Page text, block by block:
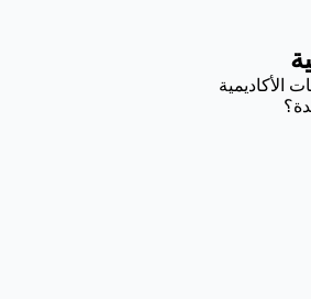
الأكاديمية